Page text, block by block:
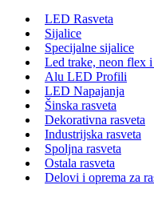
LED Rasveta
Sijalice
Specijalne sijalice
Led trake, neon flex i
Alu LED Profili
LED Napajanja
Šinska rasveta
Dekorativna rasveta
Industrijska rasveta
Spoljna rasveta
Ostala rasveta
Delovi i oprema za